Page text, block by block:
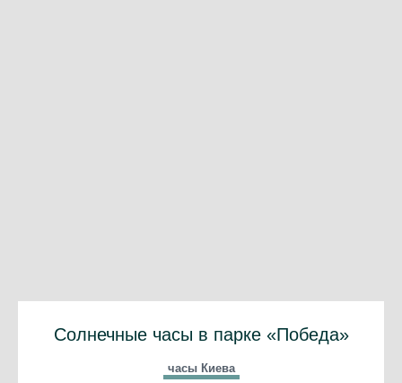
Солнечные часы в парке «Победа»
часы Киева